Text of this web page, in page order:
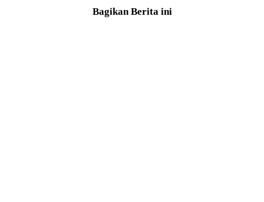
Bagikan Berita ini